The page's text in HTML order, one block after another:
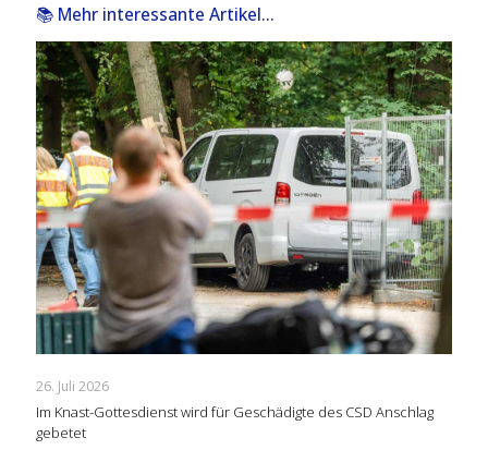
📚 Mehr interessante Artikel...
26. Juli 2026
Im Knast-Gottesdienst wird für Geschädigte des CSD Anschlag
gebetet